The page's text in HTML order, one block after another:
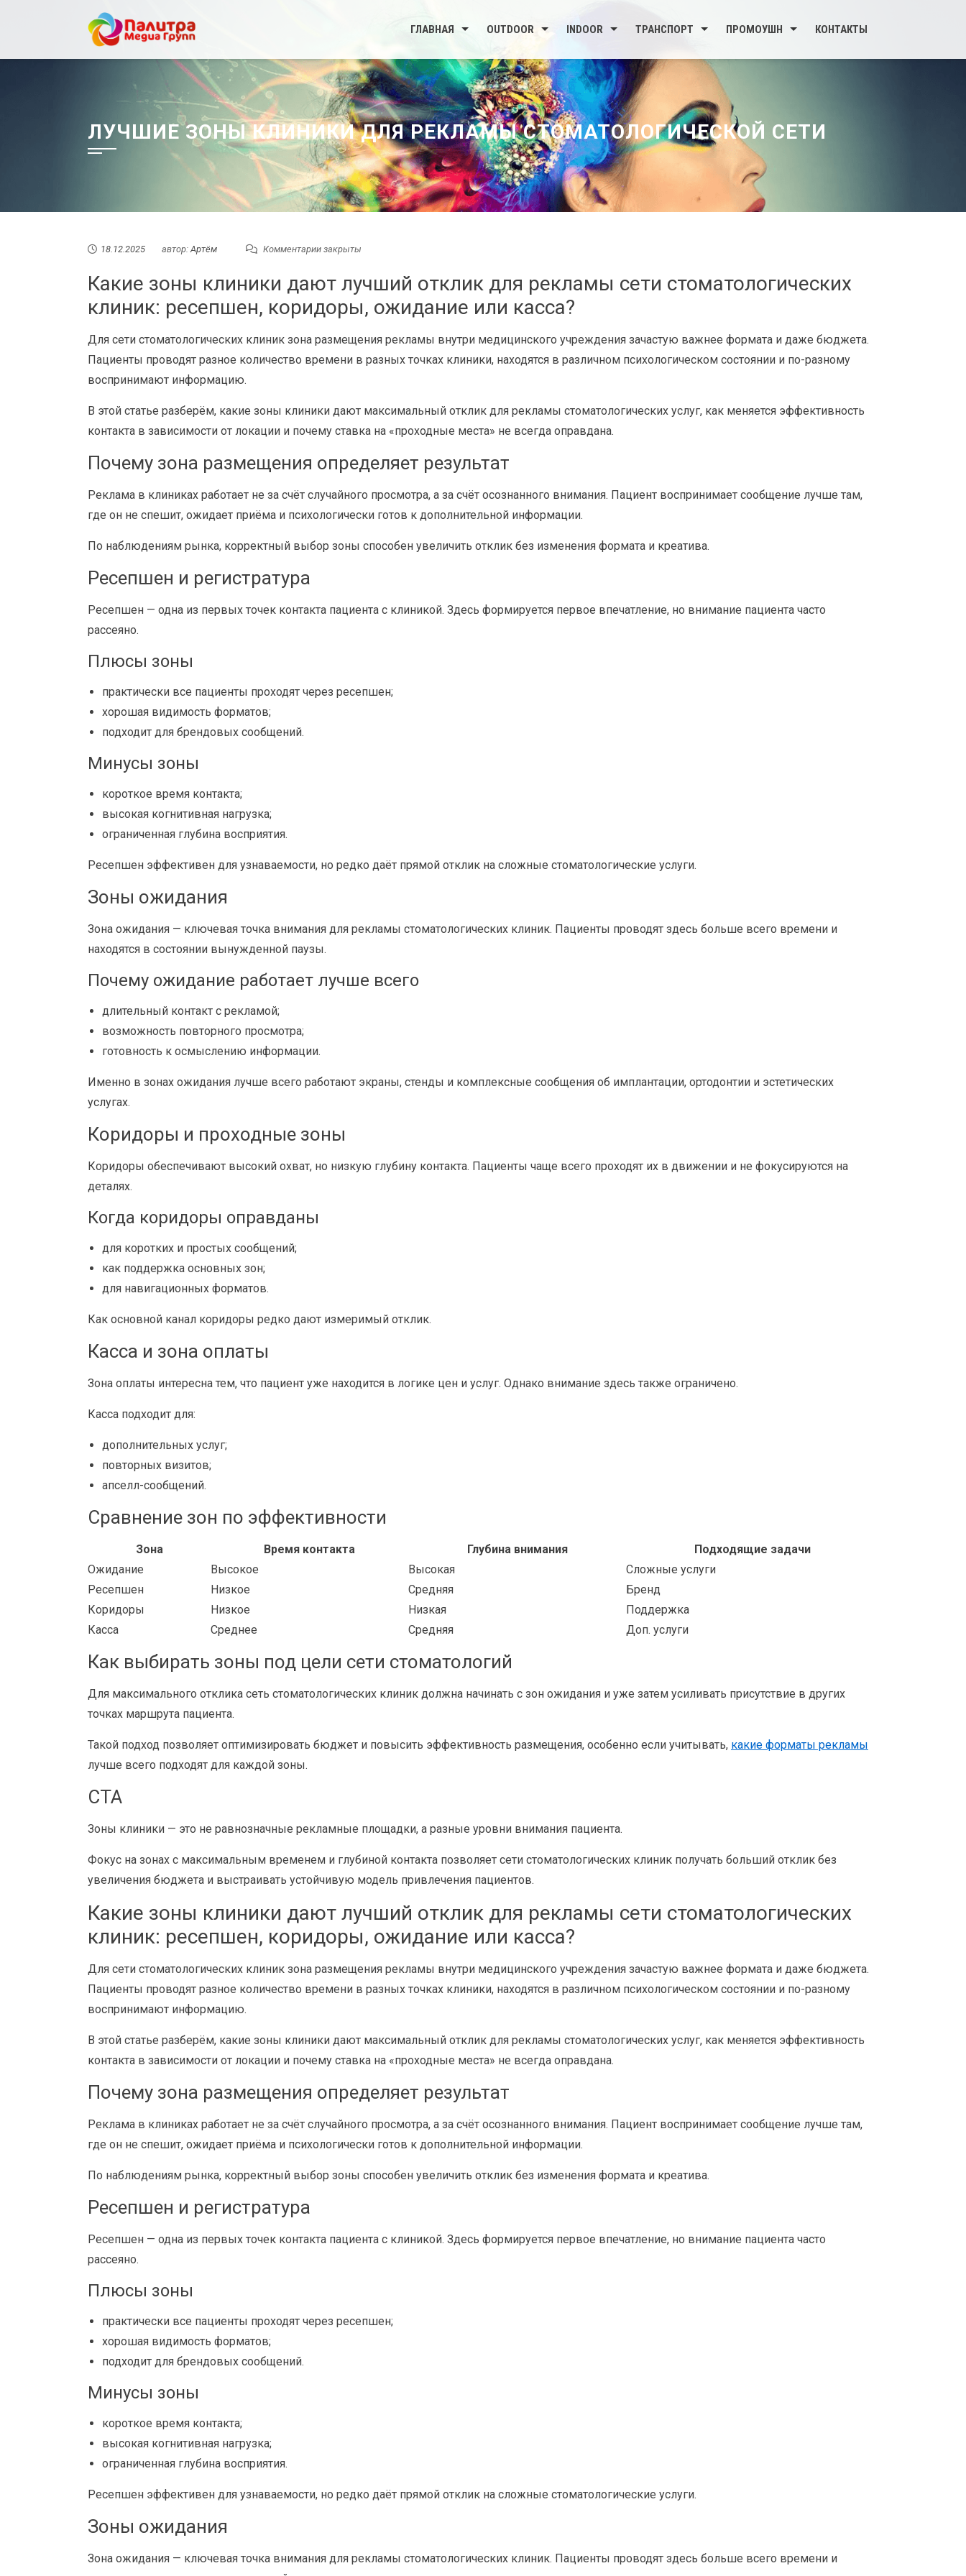
ГЛАВНАЯ OUTDOOR INDOOR ТРАНСПОРТ ПРОМОУШН КОНТАКТЫ
ЛУЧШИЕ ЗОНЫ КЛИНИКИ ДЛЯ РЕКЛАМЫ СТОМАТОЛОГИЧЕСКОЙ СЕТИ
18.12.2025 автор:Артём Комментарии закрыты
Какие зоны клиники дают лучший отклик для рекламы сети стоматологических
клиник: ресепшен, коридоры, ожидание или касса?
Для сети стоматологических клиник зона размещения рекламы внутри медицинского учреждения зачастую важнее формата и даже бюджета.
Пациенты проводят разное количество времени в разных точках клиники, находятся в различном психологическом состоянии и по-разному
воспринимают информацию.
В этой статье разберём, какие зоны клиники дают максимальный отклик для рекламы стоматологических услуг, как меняется эффективность
контакта в зависимости от локации и почему ставка на «проходные места» не всегда оправдана.
Почему зона размещения определяет результат
Реклама в клиниках работает не за счёт случайного просмотра, а за счёт осознанного внимания. Пациент воспринимает сообщение лучше там,
где он не спешит, ожидает приёма и психологически готов к дополнительной информации.
По наблюдениям рынка, корректный выбор зоны способен увеличить отклик без изменения формата и креатива.
Ресепшен и регистратура
Ресепшен — одна из первых точек контакта пациента с клиникой. Здесь формируется первое впечатление, но внимание пациента часто
рассеяно.
Плюсы зоны
практически все пациенты проходят через ресепшен;
хорошая видимость форматов;
подходит для брендовых сообщений.
Минусы зоны
короткое время контакта;
высокая когнитивная нагрузка;
ограниченная глубина восприятия.
Ресепшен эффективен для узнаваемости, но редко даёт прямой отклик на сложные стоматологические услуги.
Зоны ожидания
Зона ожидания — ключевая точка внимания для рекламы стоматологических клиник. Пациенты проводят здесь больше всего времени и
находятся в состоянии вынужденной паузы.
Почему ожидание работает лучше всего
длительный контакт с рекламой;
возможность повторного просмотра;
готовность к осмыслению информации.
Именно в зонах ожидания лучше всего работают экраны, стенды и комплексные сообщения об имплантации, ортодонтии и эстетических
услугах.
Коридоры и проходные зоны
Коридоры обеспечивают высокий охват, но низкую глубину контакта. Пациенты чаще всего проходят их в движении и не фокусируются на
деталях.
Когда коридоры оправданы
для коротких и простых сообщений;
как поддержка основных зон;
для навигационных форматов.
Как основной канал коридоры редко дают измеримый отклик.
Касса и зона оплаты
Зона оплаты интересна тем, что пациент уже находится в логике цен и услуг. Однако внимание здесь также ограничено.
Касса подходит для:
дополнительных услуг;
повторных визитов;
апселл-сообщений.
Сравнение зон по эффективности
Зона Время контакта Глубина внимания
Подходящие задачи
Ожидание
Высокое Высокая
Сложные услуги
Ресепшен
Низкое Средняя
Бренд
Коридоры
Низкое Низкая
Поддержка
Касса
Среднее Средняя Доп. услуги
Как выбирать зоны под цели сети стоматологий
Для максимального отклика сеть стоматологических клиник должна начинать с зон ожидания и уже затем усиливать присутствие в других
точках маршрута пациента.
Такой подход позволяет оптимизировать бюджет и повысить эффективность размещения, особенно если учитывать, какие форматы рекламы
лучше всего подходят для каждой зоны.
CTA
Зоны клиники — это не равнозначные рекламные площадки, а разные уровни внимания пациента.
Фокус на зонах с максимальным временем и глубиной контакта позволяет сети стоматологических клиник получать больший отклик без
увеличения бюджета и выстраивать устойчивую модель привлечения пациентов.
Какие зоны клиники дают лучший отклик для рекламы сети стоматологических
клиник: ресепшен, коридоры, ожидание или касса?
Для сети стоматологических клиник зона размещения рекламы внутри медицинского учреждения зачастую важнее формата и даже бюджета.
Пациенты проводят разное количество времени в разных точках клиники, находятся в различном психологическом состоянии и по-разному
воспринимают информацию.
В этой статье разберём, какие зоны клиники дают максимальный отклик для рекламы стоматологических услуг, как меняется эффективность
контакта в зависимости от локации и почему ставка на «проходные места» не всегда оправдана.
Почему зона размещения определяет результат
Реклама в клиниках работает не за счёт случайного просмотра, а за счёт осознанного внимания. Пациент воспринимает сообщение лучше там,
где он не спешит, ожидает приёма и психологически готов к дополнительной информации.
По наблюдениям рынка, корректный выбор зоны способен увеличить отклик без изменения формата и креатива.
Ресепшен и регистратура
Ресепшен — одна из первых точек контакта пациента с клиникой. Здесь формируется первое впечатление, но внимание пациента часто
рассеяно.
Плюсы зоны
практически все пациенты проходят через ресепшен;
хорошая видимость форматов;
подходит для брендовых сообщений.
Минусы зоны
короткое время контакта;
высокая когнитивная нагрузка;
ограниченная глубина восприятия.
Ресепшен эффективен для узнаваемости, но редко даёт прямой отклик на сложные стоматологические услуги.
Зоны ожидания
Зона ожидания — ключевая точка внимания для рекламы стоматологических клиник. Пациенты проводят здесь больше всего времени и